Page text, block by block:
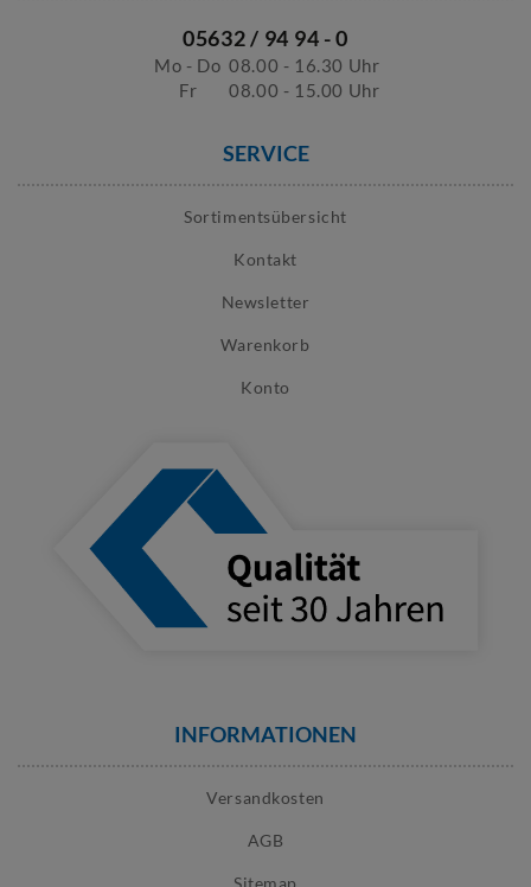
05632 / 94 94 - 0
Mo - Do 08.00 - 16.30 Uhr
Fr
08.00 - 15.00 Uhr
SERVICE
Sortimentsübersicht
Kontakt
Newsletter
Warenkorb
Konto
INFORMATIONEN
Versandkosten
AGB